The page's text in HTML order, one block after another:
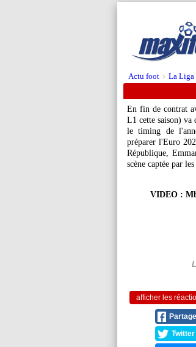
Actu foot > La Liga
En fin de contrat
L1 cette saison)
le timing de
préparer l'Euro
République,
scène captée par
VIDEO :
afficher les
Twitter